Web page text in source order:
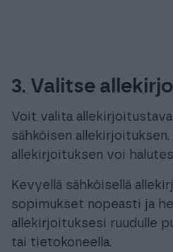
3. Valitse
Voit valita
sähköisen allekirjoituksen.
allekirjoituksen voi
Kevyellä sähköisellä
sopimukset nopeasti ja
allekirjoituksesi ruudulle
tai tietokoneella.